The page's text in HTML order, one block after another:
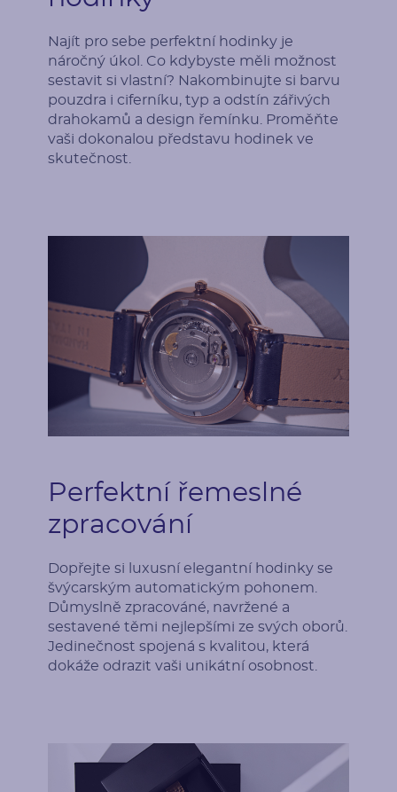
Najít pro sebe perfektní hodinky je
náročný úkol. Co kdybyste měli možnost
sestavit si vlastní? Nakombinujte si barvu
pouzdra i ciferníku, typ a odstín zářivých
drahokamů a design řemínku. Proměňte
vaši dokonalou představu hodinek ve
skutečnost.
Perfektní řemeslné
zpracování
Dopřejte si luxusní elegantní hodinky se
švýcarským automatickým pohonem.
Důmyslně zpracováné, navržené a
sestavené těmi nejlepšími ze svých oborů.
Jedinečnost spojená s kvalitou, která
dokáže odrazit vaši unikátní osobnost.